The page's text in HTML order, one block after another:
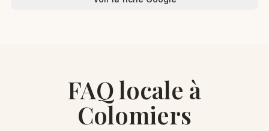
FAQ locale à
Colomiers